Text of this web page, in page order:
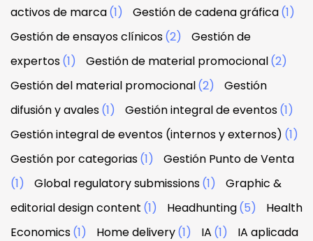
activos de marca(1) Gestión de cadena gráfica(1)
Gestión de ensayos clínicos(2)
Gestión de
expertos(1) Gestión de material promocional(2)
Gestión del material promocional(2)
Gestión
difusión y avales(1) Gestión integral de eventos(1)
Gestión integral de eventos (internos y externos) (1)
Gestión por categorias(1)
Gestión Punto de Venta
(1)
Global regulatory submissions(1)
Graphic &
editorial design content (1) Headhunting(5)
Health
Economics(1) Home delivery(1) IA (1)
IA aplicada